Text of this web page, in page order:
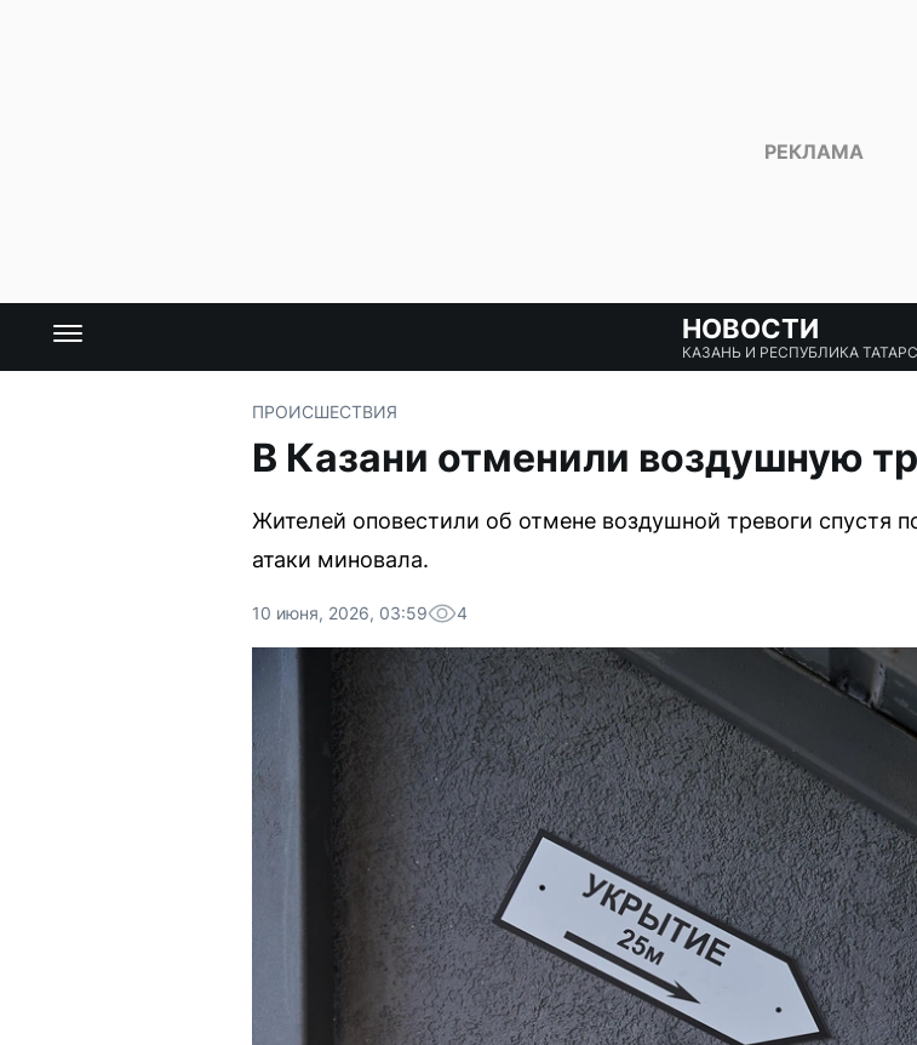
НОВОСТИ
КАЗАНЬ И РЕСПУБЛИКА
ПРОИСШЕСТВИЯ
В Казани отменили воздушную
Жителей оповестили об отмене воздушной тревоги спустя
атаки миновала.
10 июня, 2026, 03:59 4